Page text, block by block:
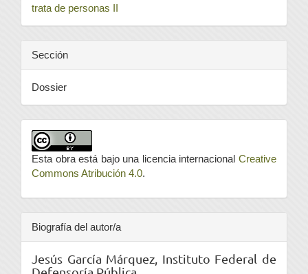
trata de personas II
Sección
Dossier
Esta obra está bajo una licencia internacional Creative
Commons Atribución 4.0.
Biografía del autor/a
Jesús García Márquez, Instituto Federal de